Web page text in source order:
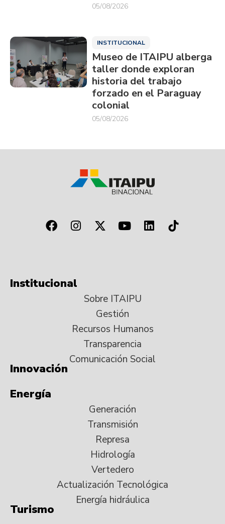
05/08/2026
INSTITUCIONAL
Museo de ITAIPU alberga
taller donde exploran
historia del trabajo
forzado en el Paraguay
colonial
05/08/2026
Institucional
Sobre ITAIPU
Gestión
Recursos Humanos
Transparencia
Comunicación Social
Innovación
Energía
Generación
Transmisión
Represa
Hidrología
Vertedero
Actualización Tecnológica
Energía hidráulica
Turismo